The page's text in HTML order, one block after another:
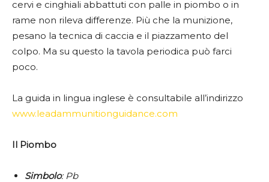
cervi e cinghiali abbattuti con palle in piombo o in
rame non rileva differenze. Più che la munizione,
pesano la tecnica di caccia e il piazzamento del
colpo. Ma su questo la tavola periodica può farci
poco.
La guida in lingua inglese è consultabile all’indirizzo
www.leadammunitionguidance.com
Il Piombo
Simbolo: Pb